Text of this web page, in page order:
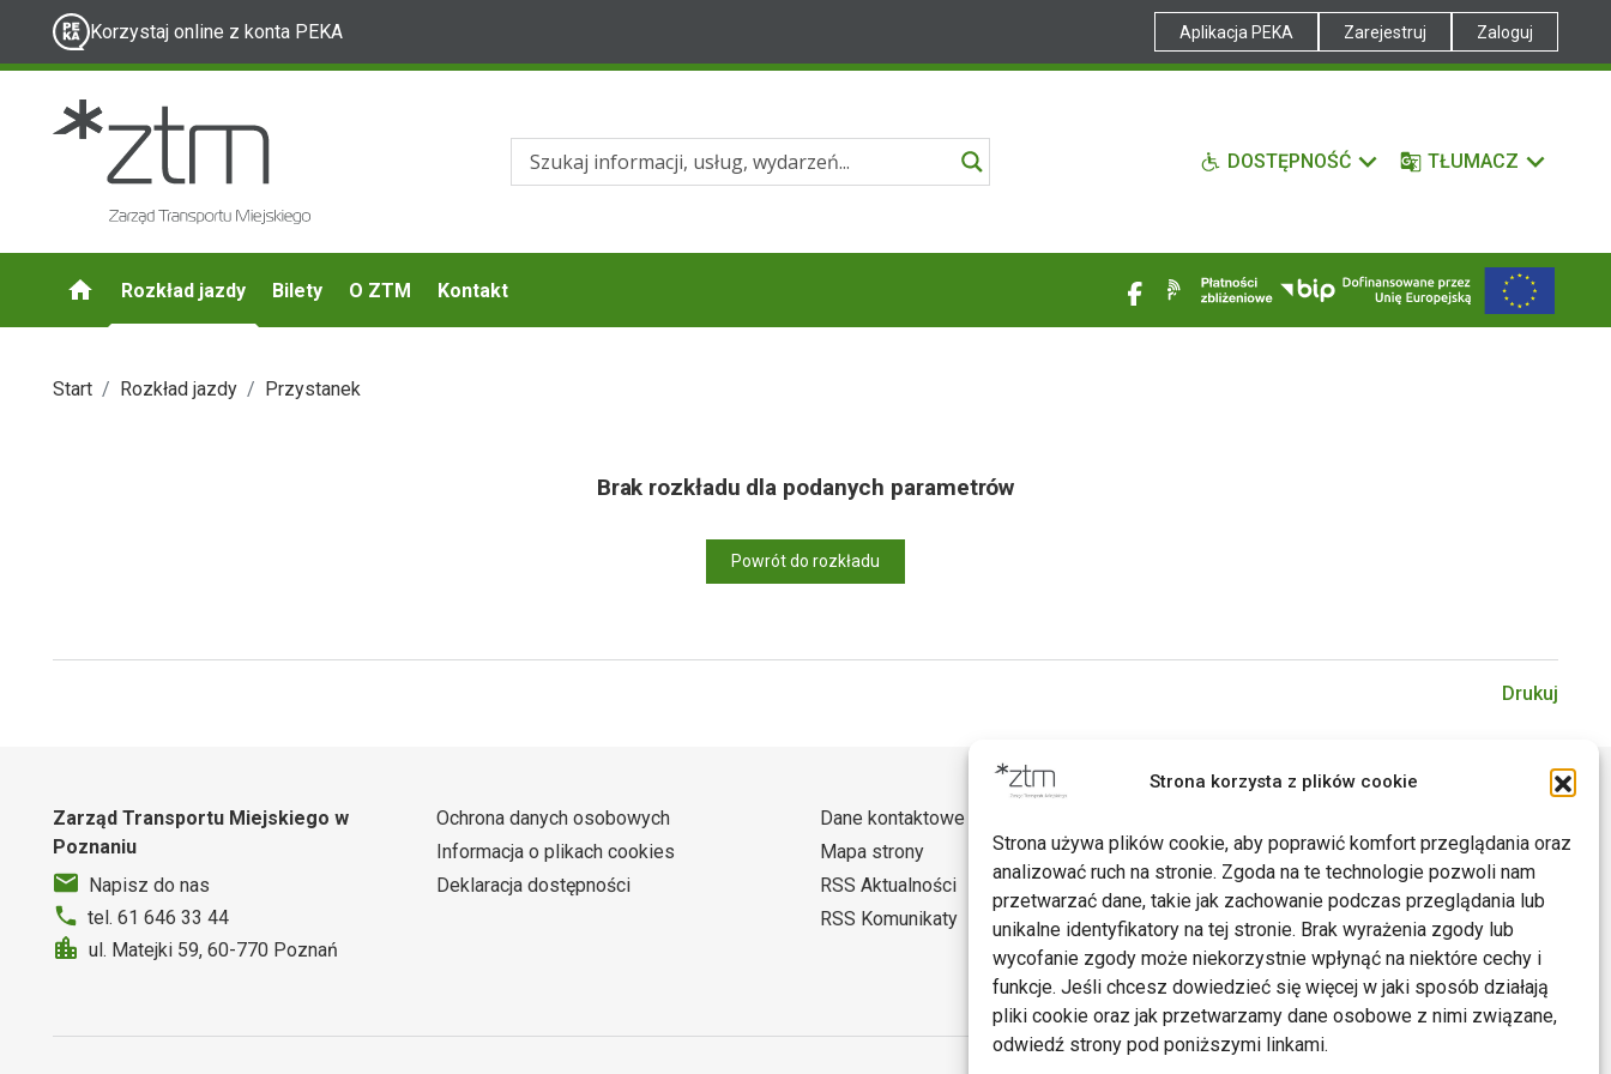
Strona korzysta z plików cookie
Strona używa plików cookie, aby poprawić komfort przeglądania oraz
analizować ruch na stronie. Zgoda na te technologie pozwoli nam
przetwarzać dane, takie jak zachowanie podczas przeglądania lub
unikalne identyfikatory na tej stronie. Brak wyrażenia zgody lub
wycofanie zgody może niekorzystnie wpłynąć na niektóre cechy i
funkcje. Jeśli chcesz dowiedzieć się więcej w jaki sposób działają
pliki cookie oraz jak przetwarzamy dane osobowe z nimi związane,
odwiedź strony pod poniższymi linkami.
Korzystaj online z konta PEKA Aplikacja PEKA Zarejestruj Zaloguj
DOSTĘPNOŚĆ TŁUMACZ
Rozkład jazdy Bilety O ZTM Kontakt
Start Rozkład jazdy Przystanek
Brak rozkładu dla podanych parametrów
Powrót do rozkładu
Drukuj
Zarząd Transportu Miejskiego w
Poznaniu
Napisz do nas
tel. 61 646 33 44
ul. Matejki 59, 60-770 Poznań
Ochrona danych osobowych
Informacja o plikach cookies
Deklaracja dostępności
Dane kontaktowe
Mapa strony
RSS Aktualności
RSS Komunikaty